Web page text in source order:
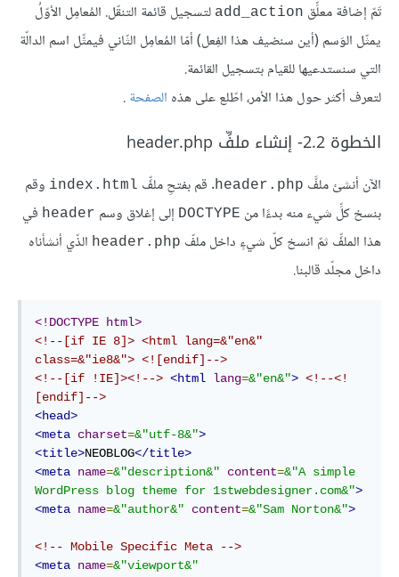
تَمّ إضافة معلِّق add_action لتسجيل قائمة التنقّل. المُعامِل الأوّلُ
يمثّل الوَسم (أين سنضيف هذا الفِعل) أمّا المُعامِل الثّاني فيمثِّل اسم الدالّة
التي سنستدعيها للقيام بتسجيل القائمة.
لتعرف أكثر حول هذا الأمر، اطّلع على هذه الصفحة.
الخطوة 2.2- إنشاء ملفِّ header.php
الآن أنشئ ملفَّ header.php. قم بفتحِ ملفِّ index.html وقم
بنسخ كلِّ شيء منه بدءًا من DOCTYPE إلى إغلاق وسم header في
هذا الملفِّ ثمّ انسخ كلّ شيءٍ داخل ملفّ header.php الذّي أنشأناه
داخل مجلّد قالبنا.
<!DOCTYPE html>
<!--[if IE 8]> <html lang=&"en&"
class=&"ie8&"> <![endif]-->
<!--[if !IE]><!--> <html lang=&"en&"> <!--<!
[endif]-->
<head>
<meta charset=&"utf-8&">
<title>NEOBLOG</title>
<meta name=&"description&" content=&"A simple
WordPress
blog theme for 1stwebdesigner.com&">
<meta name=&"author&" content=&"Sam Norton&">
<!-- Mobile Specific Meta -->
<meta name=&"viewport&"